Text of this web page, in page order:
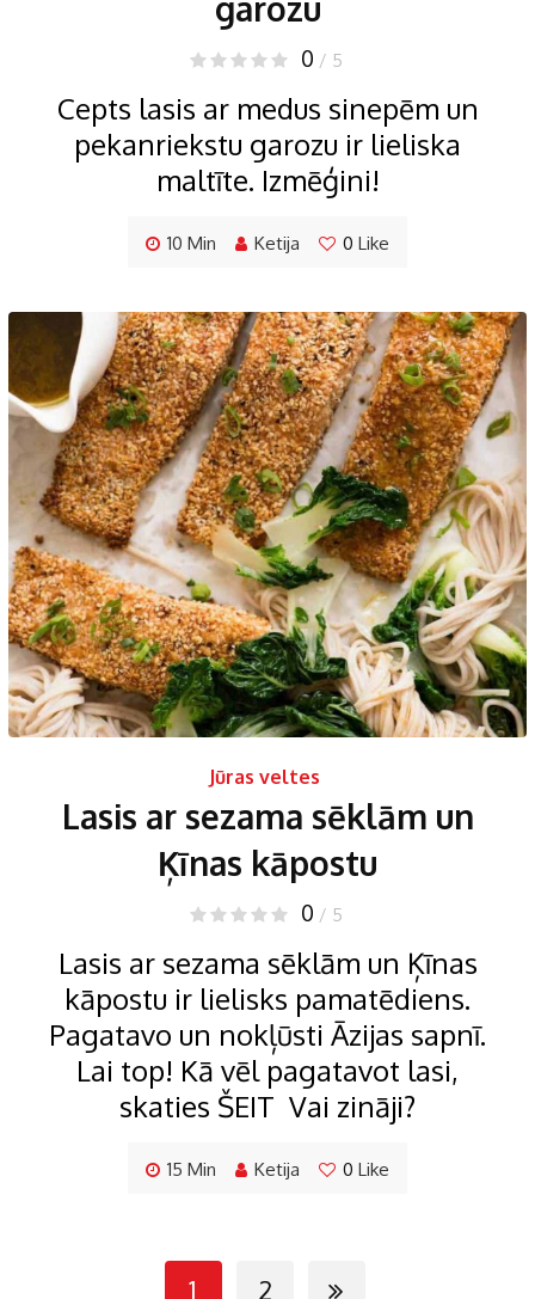
0 / 5
Cepts lasis ar medus sinepēm un
pekanriekstu garozu ir lieliska
maltīte. Izmēģini!
10 Min Ketija 0 Like
Jūras veltes
Lasis ar sezama sēklām un
Ķīnas kāpostu
0 / 5
Lasis ar sezama sēklām un Ķīnas
kāpostu ir lielisks pamatēdiens.
Pagatavo un nokļūsti Āzijas sapnī.
Lai top! Kā vēl pagatavot lasi,
skaties ŠEIT Vai zināji?
15 Min Ketija 0 Like
1 2